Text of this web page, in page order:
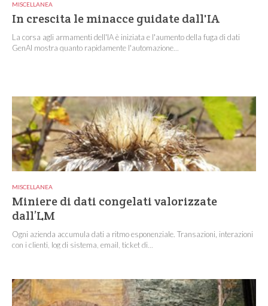
MISCELLANEA
In crescita le minacce guidate dall'IA
La corsa agli armamenti dell'IA è iniziata e l'aumento della fuga di dati
GenAI mostra quanto rapidamente l'automazione...
MISCELLANEA
Miniere di dati congelati valorizzate
dall’LM
Ogni azienda accumula dati a ritmo esponenziale. Transazioni, interazioni
con i clienti, log di sistema, email, ticket di...